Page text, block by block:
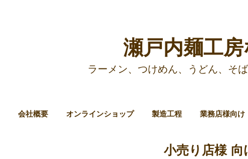
瀬戸内麺工房
ラーメン、つけめん、うどん、そ
会社概要 オンラインショップ 製造工程 業務店様向け
小売り店様 向